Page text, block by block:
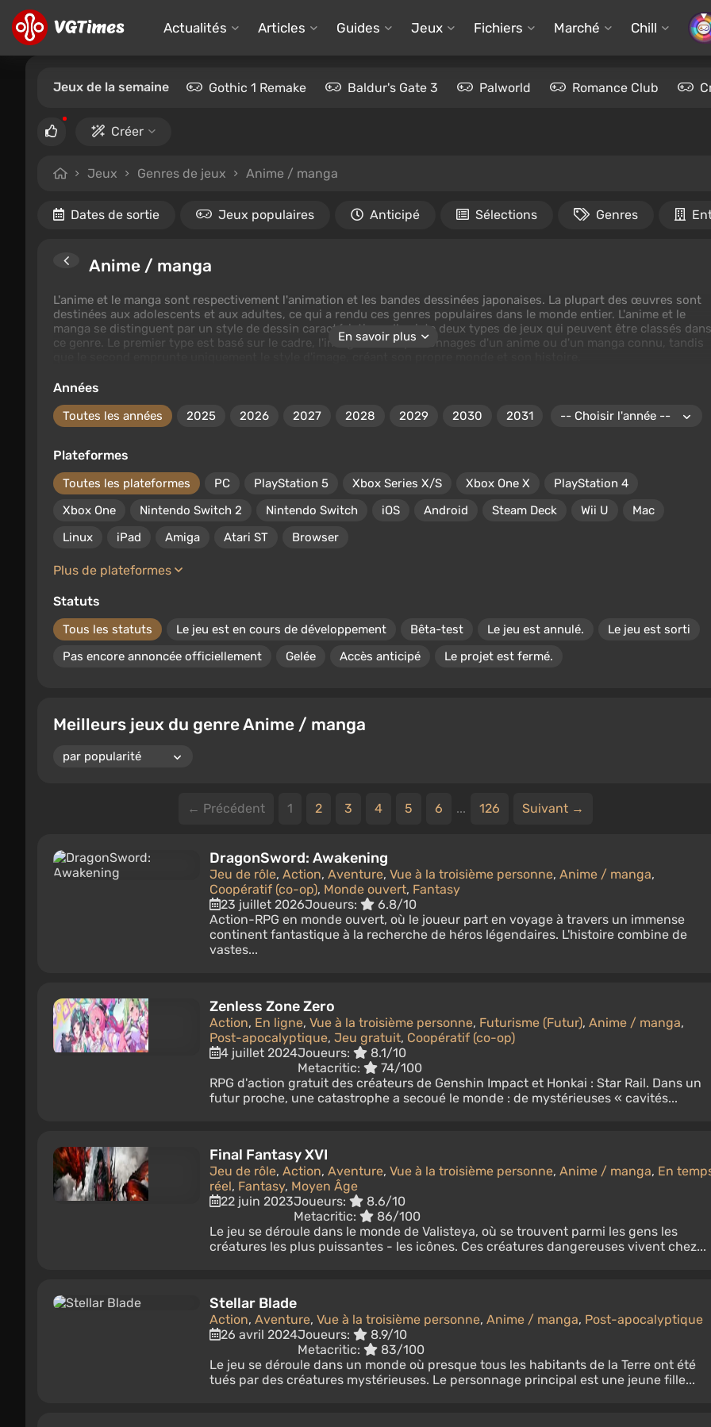
Actualités Articles Guides Jeux Fichiers Marché Chill
Jeux de la semaine Gothic 1 Remake Baldur's Gate 3 Palworld Romance Club
Créer
Jeux Genres de jeux Anime / manga
Dates de sortie Jeux populaires Anticipé Sélections Genres
Anime / manga
L'anime et le manga sont respectivement l'animation et les bandes dessinées japonaises. La plupart des œuvres sont
destinées aux adolescents et aux adultes, ce qui a rendu ces genres populaires dans le monde entier. L'anime et le
manga se distinguent par un style de dessin caractéristique. Il existe deux types de jeux qui peuvent être classés dans
ce genre. Le premier type est basé sur le cadre, l'intrigue et les personnages d'un anime ou d'un manga connu, tandis
En savoir plus
Années
Toutes les années 2025 2026 2027 2028 2029 2030 2031
Plateformes
Toutes les plateformes PC PlayStation 5 Xbox Series X/S Xbox One X
PlayStation 4
Xbox One
Nintendo Switch 2 Nintendo Switch iOS Android Steam Deck Wii U
Mac
Linux
iPad Amiga Atari ST Browser
Plus de plateformes
Statuts
Tous les statuts Le jeu est en cours de développement Bêta-test Le jeu est annulé.
Le jeu est sorti
Pas encore annoncée officiellement
Gelée Accès anticipé Le projet est fermé.
Meilleurs jeux du genre Anime / manga
← Précédent 1 2 3 4 5 6 ... 126 Suivant →
DragonSword: Awakening
Jeu de rôle, Action, Aventure, Vue à la troisième personne, Anime / manga,
Coopératif (co-op), Monde ouvert, Fantasy
23 juillet 2026Joueurs:
6.8/10
Action-RPG en monde ouvert, où le joueur part en voyage à travers un immense
continent fantastique à la recherche de héros légendaires. L'histoire combine de
vastes...
Zenless Zone Zero
Action, En ligne, Vue à la troisième personne, Futurisme (Futur), Anime / manga,
Post-apocalyptique, Jeu gratuit, Coopératif (co-op)
4 juillet 2024Joueurs:
8.1/10
Metacritic:
74/100
RPG d'action gratuit des créateurs de Genshin Impact et Honkai : Star Rail. Dans un
futur proche, une catastrophe a secoué le monde : de mystérieuses « cavités...
Final Fantasy XVI
Jeu de rôle, Action, Aventure, Vue à la troisième personne, Anime / manga, En
réel, Fantasy, Moyen Âge
22 juin 2023Joueurs:
8.6/10
Metacritic:
86/100
Le jeu se déroule dans le monde de Valisteya, où se trouvent parmi les gens les
créatures les plus puissantes - les icônes. Ces créatures dangereuses vivent chez...
Stellar Blade
Action, Aventure, Vue à la troisième personne, Anime / manga, Post-apocalyptique
26 avril 2024Joueurs:
8.9/10
Metacritic:
83/100
Le jeu se déroule dans un monde où presque tous les habitants de la Terre ont été
tués par des créatures mystérieuses. Le personnage principal est une jeune fille...